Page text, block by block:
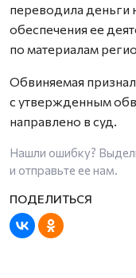
переводила деньги
обеспечения ее
по материалам
Обвиняемая
с утвержденным
направлено в суд.
Нашли ошибку?
и отправьте ее нам.